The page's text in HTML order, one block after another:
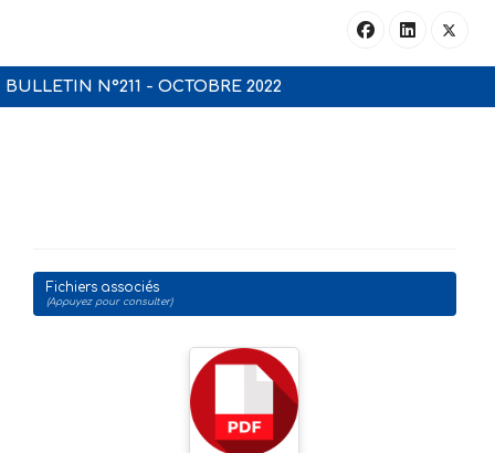
BULLETIN N°211 - OCTOBRE 2022
Fichiers associés
(Appuyez pour consulter)